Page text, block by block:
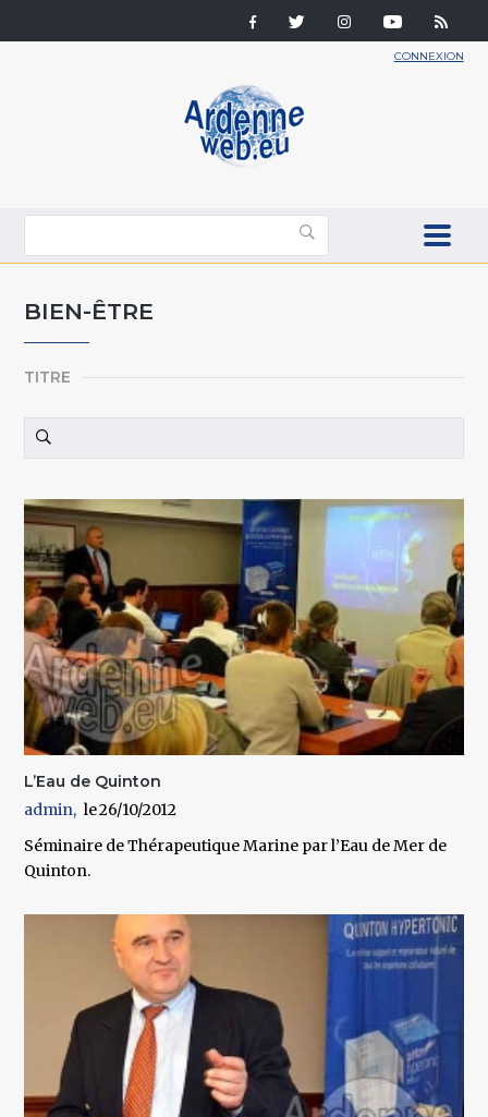
CONNEXION
BIEN-ÊTRE
TITRE
L’Eau de Quinton
admin
26/10/2012
Séminaire de Thérapeutique Marine par l’Eau de Mer de
Quinton.